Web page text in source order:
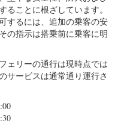
ことに根ざしています。
するには、追加の乗客の安
の指示は搭乗前に乗客に明
ェリーの通行は現時点では
サービスは通常通り運行さ